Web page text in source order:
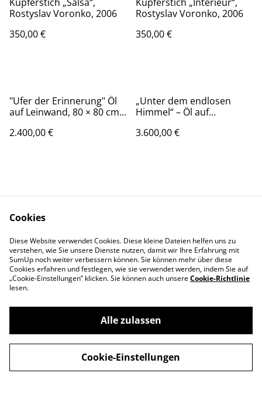
Rostyslav Voronko, 2006
350,00 €
Rostyslav Voronko, 2006
350,00 €
"Ufer der Erinnerung" Öl
auf Leinwand, 80 × 80 cm,
2.400,00 €
„Unter dem endlosen
Himmel“ – Öl auf
2024 | Under the Big Sky
3.600,00 €
Kontaktieren Sie uns
Rechtliche
Bestimmungen
Datenschutzbestimm
ungen von SumUp
Cookie-Richtlinie
Kunstatelier ROSTYSLAV VORONKO
Cookies
Diese Website verwendet Cookies. Diese kleine Dateien helfen uns zu
verstehen, wie Sie unsere Dienste nutzen, damit wir Ihre Erfahrung mit
SumUp noch weiter verbessern können. Sie können mehr über diese
Cookies erfahren und festlegen, wie sie verwendet werden, indem Sie auf
„Cookie-Einstellungen” klicken. Sie können auch unsereCookie-Richtlinie
lesen.
Alle zulassen
Cookie-Einstellungen